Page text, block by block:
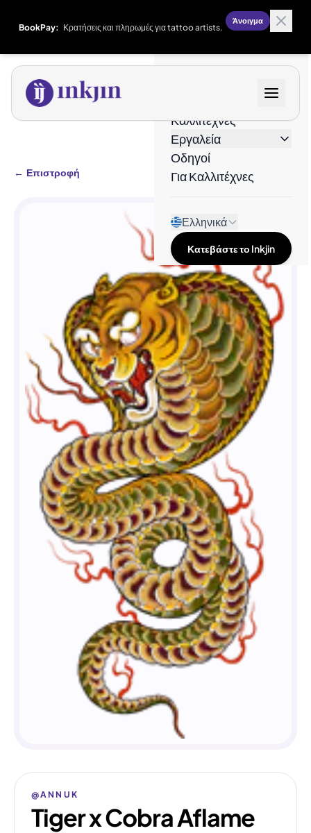
BookPay: Κρατήσεις και πληρωμές για tattoo artists.
Άνοιγμα
Καλλιτέχνες
Εργαλεία
Οδηγοί
Για Καλλιτέχνες
Ελληνικά
Κατεβάστε το Inkjin
← Επιστροφή
@ANNUK
Tiger x Cobra Aflame